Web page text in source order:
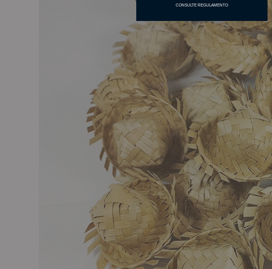
CONSULTE REGULAMENTO